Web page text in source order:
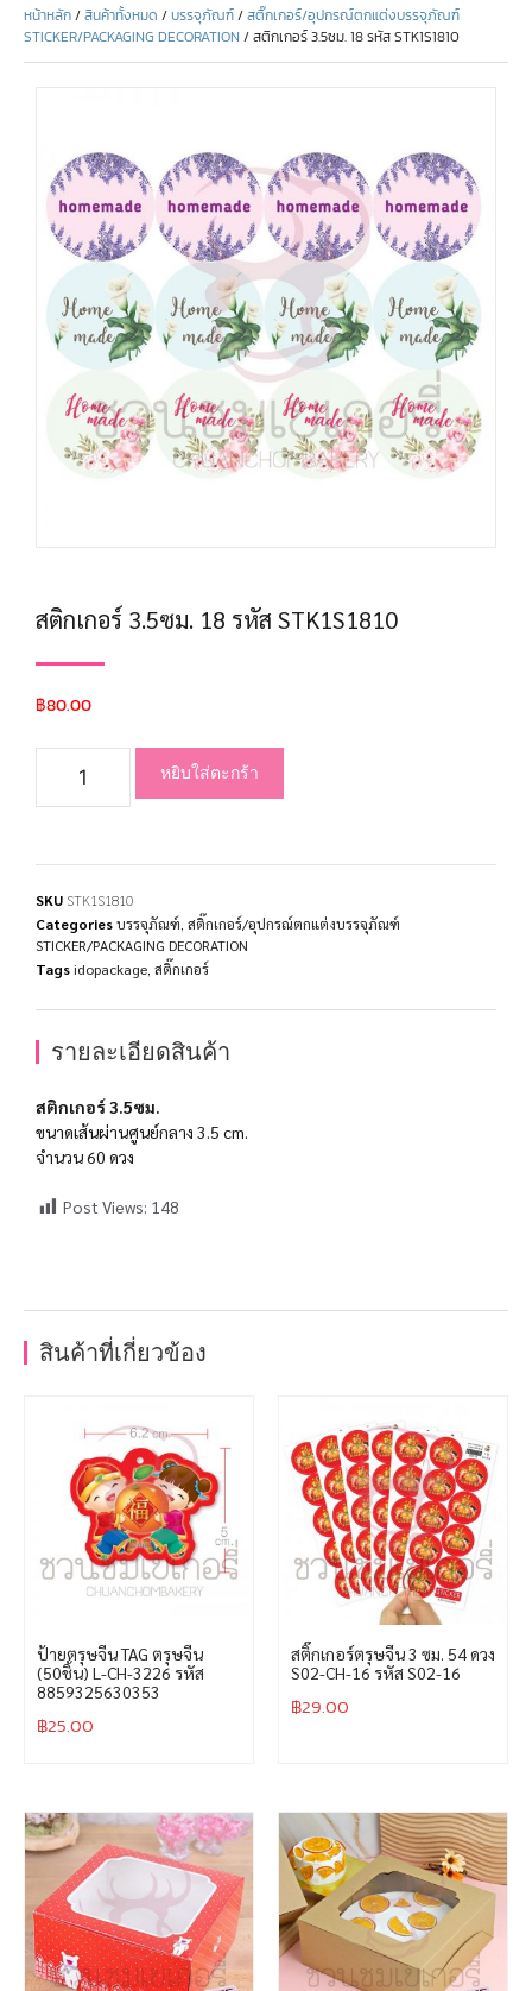
หน้าหลัก/สินค้าทั้งหมด /บรรจุภัณฑ์/สติ๊กเกอร์/อุปกรณ์ตกแต่งบรรจุภัณฑ์
STICKER/PACKAGING DECORATION / สติกเกอร์ 3.5ซม. 18 รหัส STK1S1810
สติกเกอร์ 3.5ซม. 18 รหัส STK1S1810
฿80.00
หยิบใส่ตะกร้า
SKU STK1S1810
Categoriesบรรจุภัณฑ์ สติ๊กเกอร์/อุปกรณ์ตกแต่งบรรจุภัณฑ์
STICKER/PACKAGING DECORATION
Tags idopackage สติ๊กเกอร์
รายละเอียดสินค้า
สติกเกอร์ 3.5ซม.
ขนาดเส้นผ่านศูนย์กลาง 3.5 cm.
จำนวน 60 ดวง
Post Views: 148
สินค้าที่เกี่ยวข้อง
ป้ายตรุษจีน TAG ตรุษจีน
(50ชิ้น) L-CH-3226 รหัส
8859325630353
฿25.00
สติ๊กเกอร์ตรุษจีน 3 ซม. 54 ดวง
S02-CH-16 รหัส S02-16
฿29.00